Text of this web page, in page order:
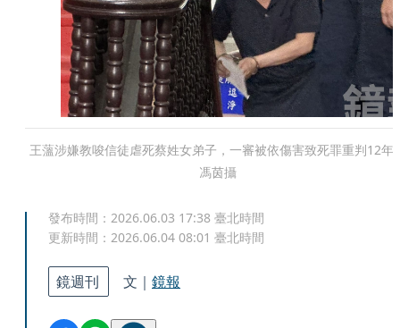
王薀涉嫌教唆信徒虐死蔡姓女弟子，一審被依傷害致死罪重判12年
馮茵攝
發布時間： 2026.06.03 17:38 臺北時間
更新時間： 2026.06.04 08:01 臺北時間
鏡週刊 文｜ 鏡報